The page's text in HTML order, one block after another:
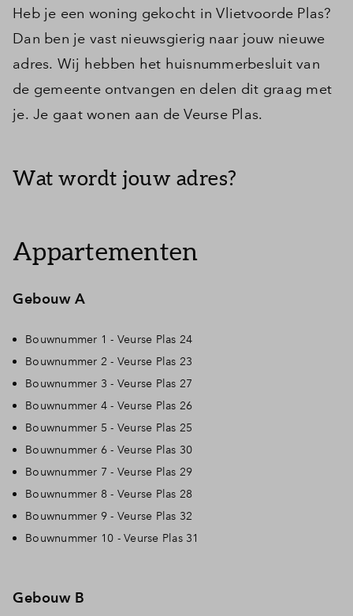
Heb je een woning gekocht in Vlietvoorde Plas?
Dan ben je vast nieuwsgierig naar jouw nieuwe
adres. Wij hebben het huisnummerbesluit van
de gemeente ontvangen en delen dit graag met
je. Je gaat wonen aan de Veurse Plas.
Wat wordt jouw adres?
Appartementen
Gebouw A
Bouwnummer 1 - Veurse Plas 24
Bouwnummer 2 - Veurse Plas 23
Bouwnummer 3 - Veurse Plas 27
Bouwnummer 4 - Veurse Plas 26
Bouwnummer 5 - Veurse Plas 25
Bouwnummer 6 - Veurse Plas 30
Bouwnummer 7 - Veurse Plas 29
Bouwnummer 8 - Veurse Plas 28
Bouwnummer 9 - Veurse Plas 32
Bouwnummer 10 - Veurse Plas 31
Gebouw B